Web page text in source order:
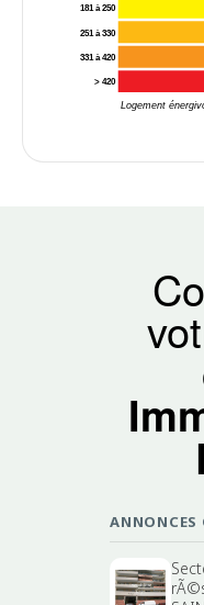
Logement
181 à 250
251 à 330
331 à 420
> 420
ANNONCES